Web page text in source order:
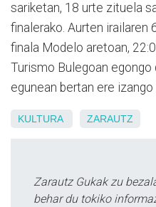
sariketan, 18 urte zituela
finalerako. Aurten irailaren
finala Modelo aretoan,
Turismo Bulegoan egongo
egunean bertan ere izango
KULTURA ZARAUTZ
Zarautz Gukak zu
behar du tokiko